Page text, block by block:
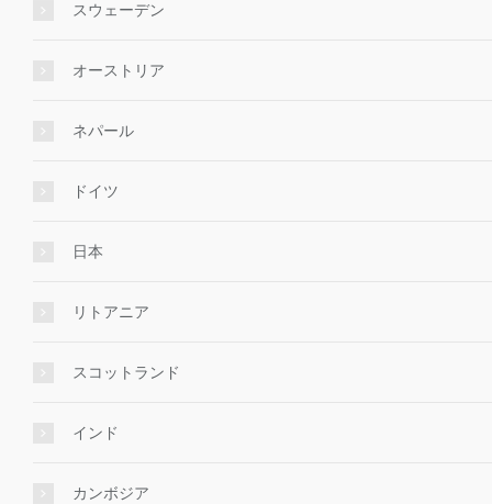
スウェーデン
オーストリア
ネパール
ドイツ
日本
リトアニア
スコットランド
インド
カンボジア